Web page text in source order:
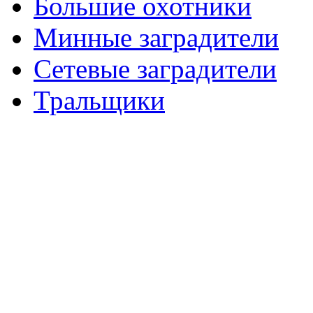
Минные заградители
Сетевые заградители
Тральщики